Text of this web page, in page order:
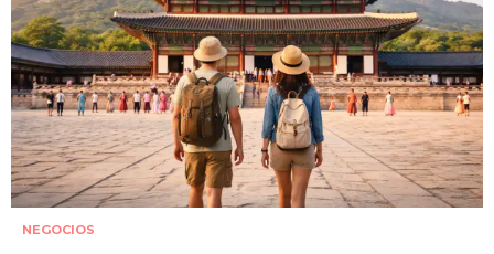
NEGOCIOS